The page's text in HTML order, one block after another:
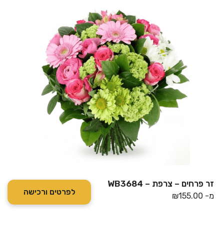
זר פרחים – צרפת – WB3684
מ- ₪155.00 לפרטים ורכישה